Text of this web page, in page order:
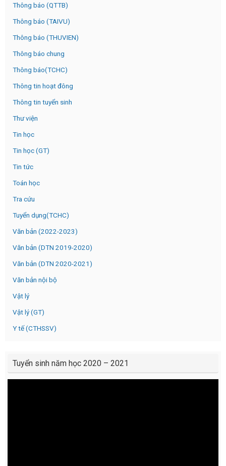
Thông báo (QTTB)
Thông báo (TAIVU)
Thông báo (THUVIEN)
Thông báo chung
Thông báo(TCHC)
Thông tin hoạt đông
Thông tin tuyển sinh
Thư viện
Tin học
Tin học (GT)
Tin tức
Toán học
Tra cứu
Tuyển dụng(TCHC)
Văn bản (2022-2023)
Văn bản (DTN 2019-2020)
Văn bản (DTN 2020-2021)
Văn bản nội bộ
Vật lý
Vật lý (GT)
Y tế (CTHSSV)
Tuyển sinh năm học 2020 – 2021